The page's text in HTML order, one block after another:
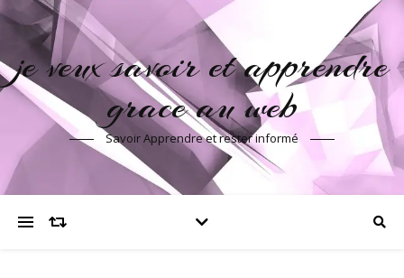
je veux savoir et apprendre
grace au web
Savoir Apprendre et rester informé